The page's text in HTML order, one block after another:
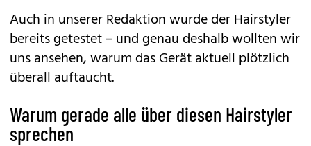
Auch in unserer Redaktion wurde der Hairstyler
bereits getestet – und genau deshalb wollten wir
uns ansehen, warum das Gerät aktuell plötzlich
überall auftaucht.
Warum gerade alle über diesen Hairstyler
sprechen